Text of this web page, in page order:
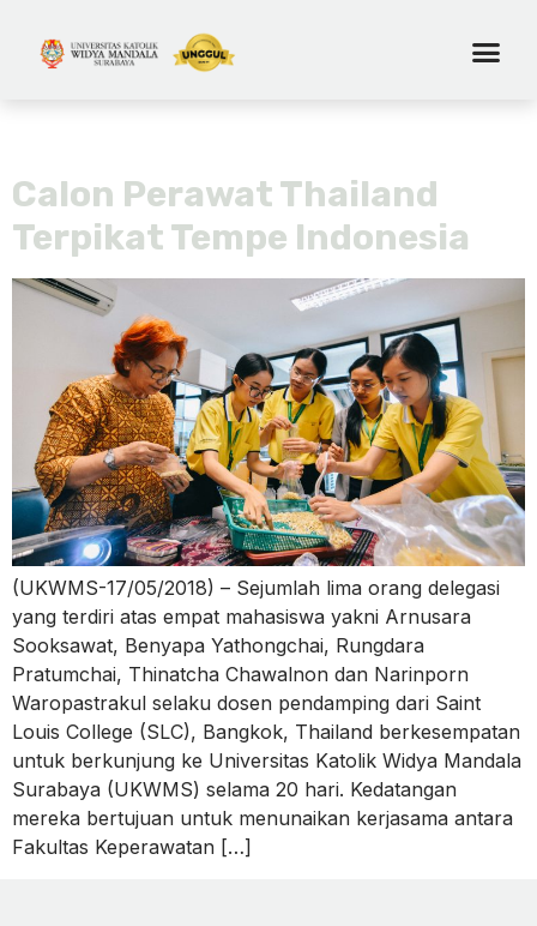
Calon Perawat Thailand
Terpikat Tempe Indonesia
(UKWMS-17/05/2018) – Sejumlah lima orang delegasi
yang terdiri atas empat mahasiswa yakni Arnusara
Sooksawat, Benyapa Yathongchai, Rungdara
Pratumchai, Thinatcha Chawalnon dan Narinporn
Waropastrakul selaku dosen pendamping dari Saint
Louis College (SLC), Bangkok, Thailand berkesempatan
untuk berkunjung ke Universitas Katolik Widya Mandala
Surabaya (UKWMS) selama 20 hari. Kedatangan
mereka bertujuan untuk menunaikan kerjasama antara
Fakultas Keperawatan […]